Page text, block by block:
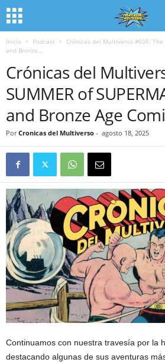
Inicio Podcast
Crónicas del Multiverso #605: The
and Bronze...
Crónicas del
SUMMER of
and Bronze Age
Por Cronicas del Multiverso - agosto 18, 2025
Continuamos con nuestra travesía por la
destacando algunas de sus aventuras